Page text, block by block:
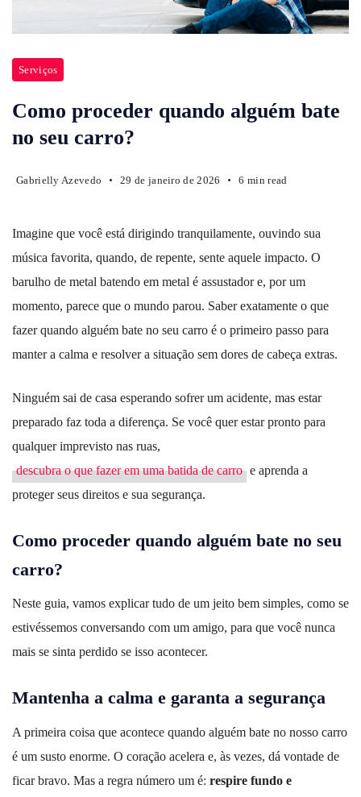
Serviços
Como proceder quando alguém bate
no seu carro?
Gabrielly Azevedo 29 de janeiro de 2026 6 min read
Imagine que você está dirigindo tranquilamente, ouvindo sua
música favorita, quando, de repente, sente aquele impacto. O
barulho de metal batendo em metal é assustador e, por um
momento, parece que o mundo parou. Saber exatamente o que
fazer quando alguém bate no seu carro é o primeiro passo para
manter a calma e resolver a situação sem dores de cabeça extras.
Ninguém sai de casa esperando sofrer um acidente, mas estar
preparado faz toda a diferença. Se você quer estar pronto para
qualquer imprevisto nas ruas,
descubra o que fazer em uma batida de carro e aprenda a
proteger seus direitos e sua segurança.
Como proceder quando alguém bate no seu
carro?
Neste guia, vamos explicar tudo de um jeito bem simples, como se
estivéssemos conversando com um amigo, para que você nunca
mais se sinta perdido se isso acontecer.
Mantenha a calma e garanta a segurança
A primeira coisa que acontece quando alguém bate no nosso carro
é um susto enorme. O coração acelera e, às vezes, dá vontade de
ficar bravo. Mas a regra número um é: respire fundo e